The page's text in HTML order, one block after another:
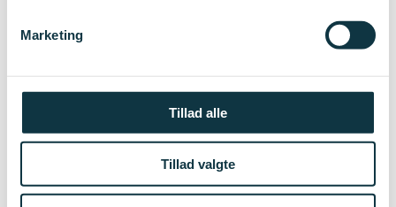
Marketing
Tillad alle
Tillad valgte